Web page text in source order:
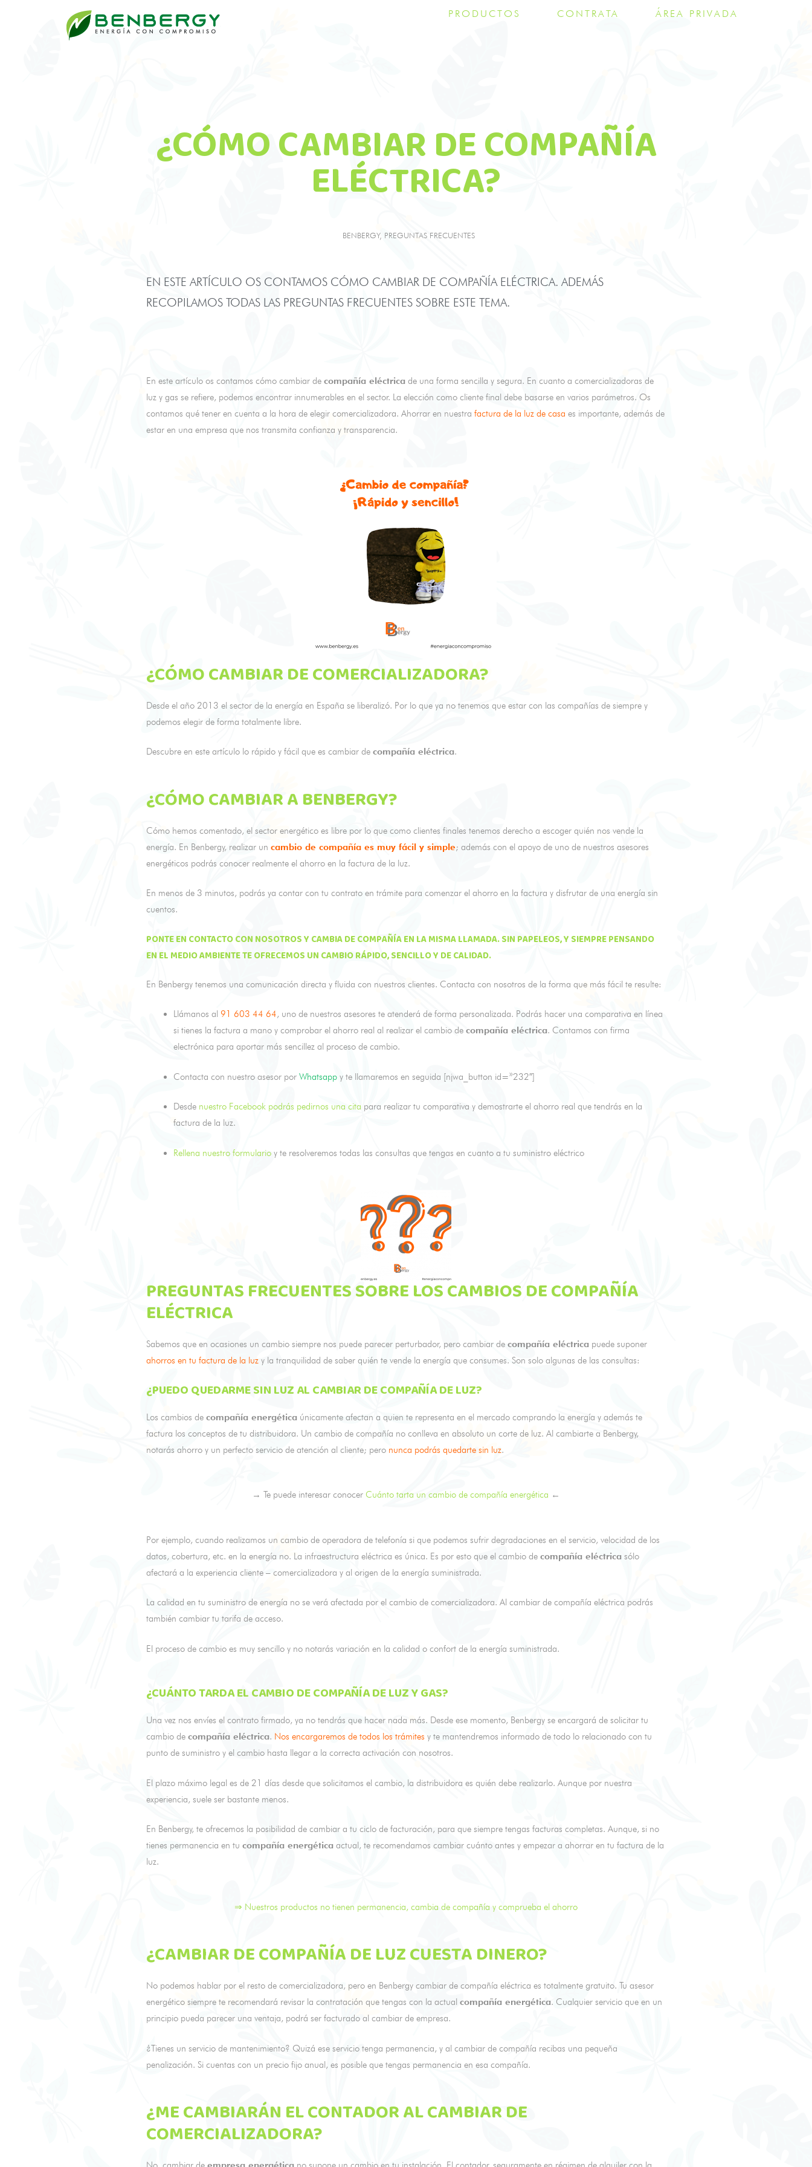
PRODUCTOS CONTRATA ÁREA PRIVADA
¿CÓMO CAMBIAR DE COMPAÑÍA
ELÉCTRICA?
BENBERGY, PREGUNTAS FRECUENTES
EN ESTE ARTÍCULO OS CONTAMOS CÓMO CAMBIAR DE COMPAÑÍA ELÉCTRICA. ADEMÁS
RECOPILAMOS TODAS LAS PREGUNTAS FRECUENTES SOBRE ESTE TEMA.
En este artículo os contamos cómo cambiar de compañía eléctrica de una forma sencilla y segura. En cuanto a comercializadoras de
luz y gas se refiere, podemos encontrar innumerables en el sector. La elección como cliente final debe basarse en varios parámetros. Os
contamos qué tener en cuenta a la hora de elegir comercializadora. Ahorrar en nuestra factura de la luz de casa es importante, además de
estar en una empresa que nos transmita confianza y transparencia.
¿CÓMO CAMBIAR DE COMERCIALIZADORA?
Desde el año 2013 el sector de la energía en España se liberalizó. Por lo que ya no tenemos que estar con las compañías de siempre y
podemos elegir de forma totalmente libre.
Descubre en este artículo lo rápido y fácil que es cambiar de compañía eléctrica.
¿CÓMO CAMBIAR A BENBERGY?
Cómo hemos comentado, el sector energético es libre por lo que como clientes finales tenemos derecho a escoger quién nos vende la
energía. En Benbergy, realizar un cambio de compañía es muy fácil y simple; además con el apoyo de uno de nuestros asesores
energéticos podrás conocer realmente el ahorro en la factura de la luz.
En menos de 3 minutos, podrás ya contar con tu contrato en trámite para comenzar el ahorro en la factura y disfrutar de una energía sin
cuentos.
PONTE EN CONTACTO CON NOSOTROSY CAMBIA DE COMPAÑÍA EN LA MISMA LLAMADA. SIN PAPELEOS, Y SIEMPRE PENSANDO
EN EL MEDIO AMBIENTE TE OFRECEMOS UN CAMBIO RÁPIDO, SENCILLO Y DE CALIDAD.
En Benbergy tenemos una comunicación directa y fluida con nuestros clientes. Contacta con nosotros de la forma que más fácil te resulte:
Llámanos al 91 603 44 64, uno de nuestros asesores te atenderá de forma personalizada. Podrás hacer una comparativa en línea
si tienes la factura a mano y comprobar el ahorro real al realizar el cambio de compañía eléctrica. Contamos con firma
electrónica para aportar más sencillez al proceso de cambio.
Contacta con nuestro asesor por Whatsapp y te llamaremos en seguida [njwa_button id=»232″]
Desde nuestro Facebook podrás pedirnos una cita para realizar tu comparativa y demostrarte el ahorro real que tendrás en la
factura de la luz.
Rellena nuestro formulario y te resolveremos todas las consultas que tengas en cuanto a tu suministro eléctrico
PREGUNTAS FRECUENTES SOBRE LOS CAMBIOS DE COMPAÑÍA
ELÉCTRICA
Sabemos que en ocasiones un cambio siempre nos puede parecer perturbador, pero cambiar de compañía eléctrica puede suponer
ahorros en tu factura de la luz y la tranquilidad de saber quién te vende la energía que consumes. Son solo algunas de las consultas:
¿PUEDO QUEDARME SIN LUZ AL CAMBIAR DE COMPAÑÍA DE LUZ?
Los cambios de compañía energética únicamente afectan a quien te representa en el mercado comprando la energía y además te
factura los conceptos de tu distribuidora. Un cambio de compañía no conlleva en absoluto un corte de luz. Al cambiarte a Benbergy,
notarás ahorro y un perfecto servicio de atención al cliente; pero nunca podrás quedarte sin luz.
→ Te puede interesar conocer Cuánto tarta un cambio de compañía energética ←
Por ejemplo, cuando realizamos un cambio de operadora de telefonía si que podemos sufrir degradaciones en el servicio, velocidad de los
datos, cobertura, etc. en la energía no. La infraestructura eléctrica es única. Es por esto que el cambio de compañía eléctrica sólo
afectará a la experiencia cliente – comercializadora y al origen de la energía suministrada.
La calidad en tu suministro de energía no se verá afectada por el cambio de comercializadora. Al cambiar de compañía eléctrica podrás
también cambiar tu tarifa de acceso.
El proceso de cambio es muy sencillo y no notarás variación en la calidad o confort de la energía suministrada.
¿CUÁNTO TARDA EL CAMBIO DE COMPAÑÍA DE LUZ Y GAS?
Una vez nos envíes el contrato firmado, ya no tendrás que hacer nada más. Desde ese momento, Benbergy se encargará de solicitar tu
cambio de compañía eléctrica. Nos encargaremos de todos los trámites y te mantendremos informado de todo lo relacionado con tu
punto de suministro y el cambio hasta llegar a la correcta activación con nosotros.
El plazo máximo legal es de 21 días desde que solicitamos el cambio, la distribuidora es quién debe realizarlo. Aunque por nuestra
experiencia, suele ser bastante menos.
En Benbergy, te ofrecemos la posibilidad de cambiar a tu ciclo de facturación, para que siempre tengas facturas completas. Aunque, si no
tienes permanencia en tu compañía energética actual, te recomendamos cambiar cuánto antes y empezar a ahorrar en tu factura de la
luz.
⇒ Nuestros productos no tienen permanencia, cambia de compañía y comprueba el ahorro
¿CAMBIAR DE COMPAÑÍA DE LUZ CUESTA DINERO?
No podemos hablar por el resto de comercializadora, pero en Benbergy cambiar de compañía eléctrica es totalmente gratuito. Tu asesor
energético siempre te recomendará revisar la contratación que tengas con la actual compañía energética. Cualquier servicio que en un
principio pueda parecer una ventaja, podrá ser facturado al cambiar de empresa.
¿Tienes un servicio de mantenimiento? Quizá ese servicio tenga permanencia, y al cambiar de compañía recibas una pequeña
penalización. Si cuentas con un precio fijo anual, es posible que tengas permanencia en esa compañía.
¿ME CAMBIARÁN EL CONTADOR AL CAMBIAR DE
COMERCIALIZADORA?